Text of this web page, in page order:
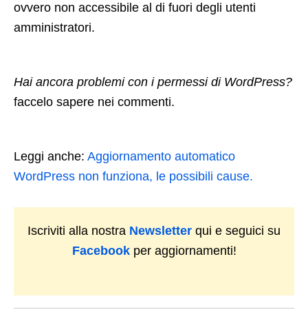
ovvero non accessibile al di fuori degli utenti
amministratori.
Hai ancora problemi con i permessi di WordPress?
faccelo sapere nei commenti.
Leggi anche: Aggiornamento automatico
WordPress non funziona, le possibili cause.
Iscriviti alla nostra Newsletter qui e seguici su
Facebookper aggiornamenti!